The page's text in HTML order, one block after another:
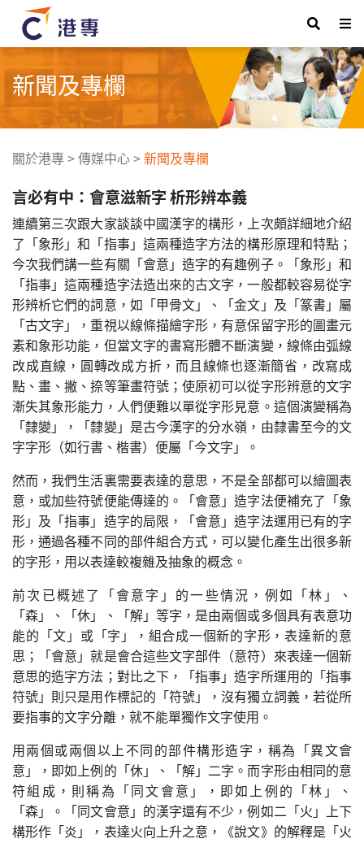
新聞及專欄
關於港專>傳媒中心>新聞及專欄
言必有中：會意滋新字 析形辨本義
連續第三次跟大家談談中國漢字的構形，上次頗詳細地介紹
了「象形」和「指事」這兩種造字方法的構形原理和特點；
今次我們講一些有關「會意」造字的有趣例子。「象形」和
「指事」這兩種造字法造出來的古文字，一般都較容易從字
形辨析它們的詞意，如「甲骨文」、「金文」及「篆書」屬
「古文字」，重視以線條描繪字形，有意保留字形的圖畫元
素和象形功能，但當文字的書寫形體不斷演變，線條由弧線
改成直線，圓轉改成方折，而且線條也逐漸簡省，改寫成
點、畫、撇、捺等筆畫符號；使原初可以從字形辨意的文字
漸失其象形能力，人們便難以單從字形見意。這個演變稱為
「隸變」，「隸變」是古今漢字的分水嶺，由隸書至今的文
字字形（如行書、楷書）便屬「今文字」。
然而，我們生活裏需要表達的意思，不是全部都可以繪圖表
意，或加些符號便能傳達的。「會意」造字法便補充了「象
形」及「指事」造字的局限，「會意」造字法運用已有的字
形，通過各種不同的部件組合方式，可以變化產生出很多新
的字形，用以表達較複雜及抽象的概念。
前次已概述了「會意字」的一些情況，例如「林」、
「森」、「休」、「解」等字，是由兩個或多個具有表意功
能的「文」或「字」，組合成一個新的字形，表達新的意
思；「會意」就是會合這些文字部件（意符）來表達一個新
意思的造字方法；對比之下，「指事」造字所運用的「指事
符號」則只是用作標記的「符號」，沒有獨立詞義，若從所
要指事的文字分離，就不能單獨作文字使用。
用兩個或兩個以上不同的部件構形造字，稱為「異文會
意」，即如上例的「休」、「解」二字。而字形由相同的意
符組成，則稱為「同文會意」，即如上例的「林」、
「森」。「同文會意」的漢字還有不少，例如二「火」上下
構形作「炎」，表達火向上升之意，《說文》的解釋是「火